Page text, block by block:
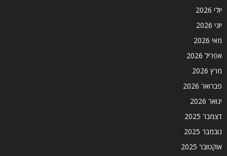
יולי 2026
יוני 2026
מאי 2026
אפריל 2026
מרץ 2026
פברואר 2026
ינואר 2026
דצמבר 2025
נובמבר 2025
אוקטובר 2025